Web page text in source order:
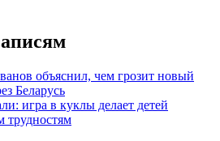
объяснил, чем грозит новый
Беларусь
игра в куклы делает детей
трудностям